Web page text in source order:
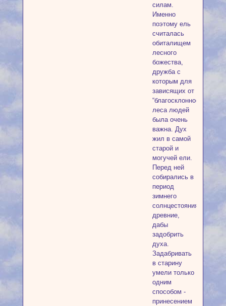
силам.
Именно
поэтому ель
считалась
обиталищем
лесного
божества,
дружба с
которым для
зависящих от
“благосклонности”
леса людей
была очень
важна. Дух
жил в самой
старой и
могучей ели.
Перед ней
собирались в
период
зимнего
солнцестояния
древние,
дабы
задобрить
духа.
Задабривать
в старину
умели только
одним
способом -
принесением